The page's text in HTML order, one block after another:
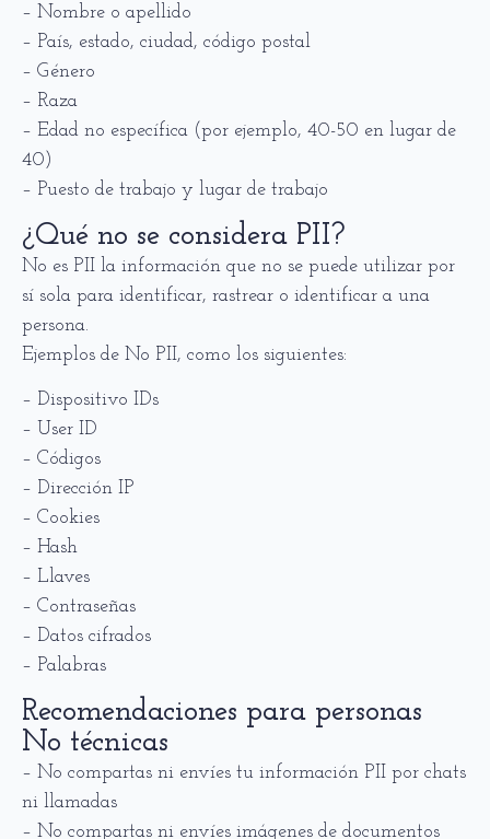
– Nombre o apellido
– País, estado, ciudad, código postal
– Género
– Raza
– Edad no específica (por ejemplo, 40-50 en lugar de
40)
– Puesto de trabajo y lugar de trabajo
¿Qué no se considera PII?
No es PII la información que no se puede utilizar por
sí sola para identificar, rastrear o identificar a una
persona.
Ejemplos de No PII, como los siguientes:
– Dispositivo IDs
– User ID
– Códigos
– Dirección IP
– Cookies
– Hash
– Llaves
– Contraseñas
– Datos cifrados
– Palabras
Recomendaciones para personas
No técnicas
– No compartas ni envíes tu información PII por chats
ni llamadas
– No compartas ni envíes imágenes de documentos